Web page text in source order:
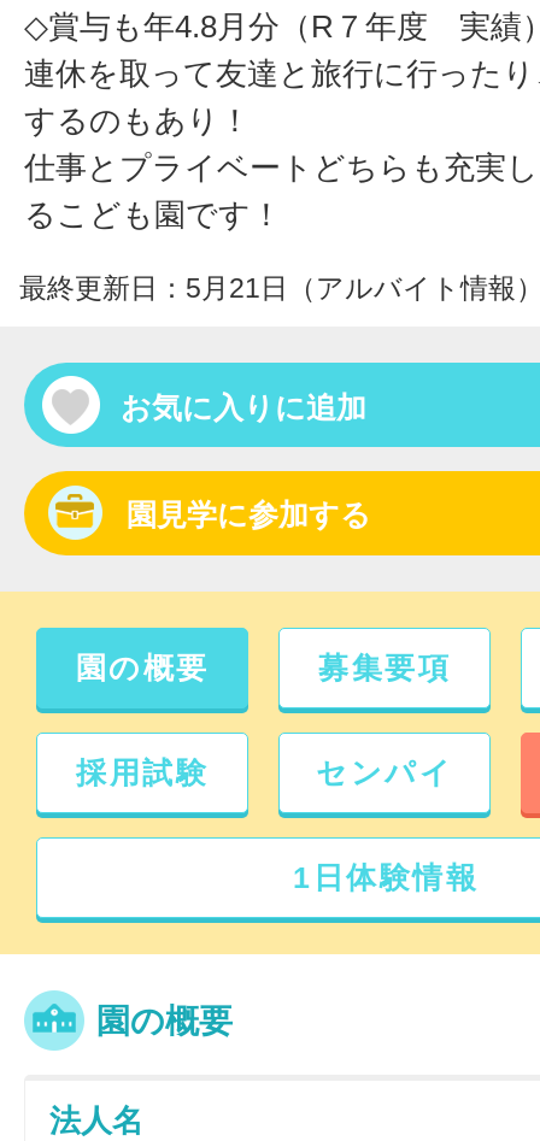
◇賞与も年4.8月分（R７年度 実績
連休を取って友達と旅行に行った
するのもあり！
仕事とプライベートどちらも充実
るこども園です！
最終更新日：5月21日（アルバイト情報
お気に入りに追加
園見学に参加する
園の概要 募集要項
採用試験 センパイ
1日体験情報
園の概要
法人名